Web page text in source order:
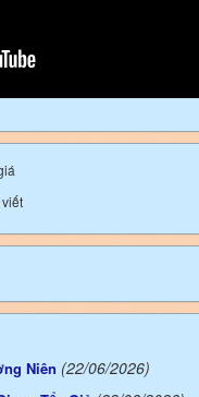
Niên (22/06/2026)